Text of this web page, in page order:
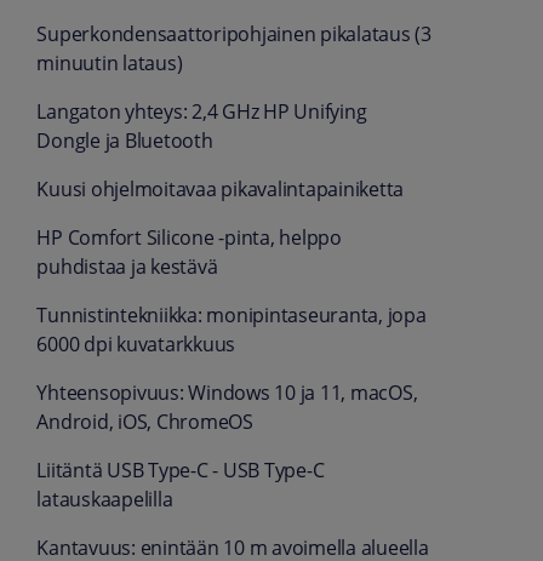
Superkondensaattoripohjainen pikalataus (3
minuutin lataus)
Langaton yhteys: 2,4 GHz HP Unifying
Dongle ja Bluetooth
Kuusi ohjelmoitavaa pikavalintapainiketta
HP Comfort Silicone -pinta, helppo
puhdistaa ja kestävä
Tunnistintekniikka: monipintaseuranta, jopa
6000 dpi kuvatarkkuus
Yhteensopivuus: Windows 10 ja 11, macOS,
Android, iOS, ChromeOS
Liitäntä USB Type-C - USB Type-C
latauskaapelilla
Kantavuus: enintään 10 m avoimella alueella